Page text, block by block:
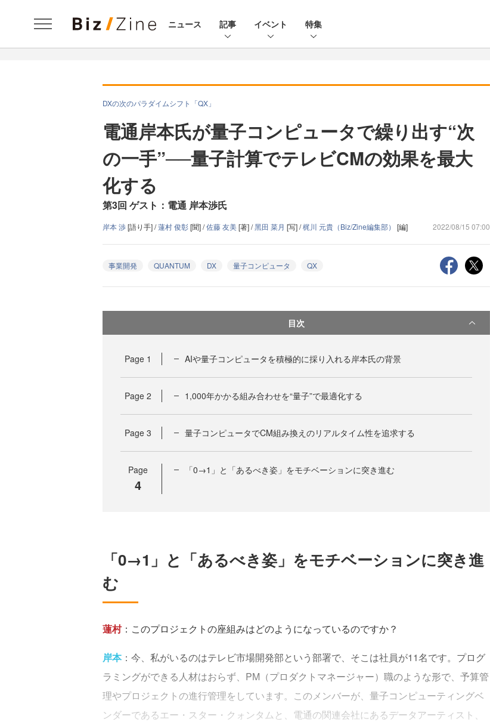
ニュース 記事 イベント 特集
DXの次のパラダイムシフト「QX」
電通岸本氏が量子コンピュータで繰り出す“次
の一手”──量子計算でテレビCMの効果を最大
化する
第3回 ゲスト：電通 岸本渉氏
岸本 渉[語り手] /蓮村 俊彰[聞] /佐藤 友美[著] /黑田 菜月 [写] /梶川 元貴（Biz/Zine編集部） [編] 2022/08/15 07:00
事業開発 QUANTUM DX 量子コンピュータ QX
目次
Page 1 AIや量子コンピュータを積極的に採り入れる岸本氏の背景
Page 2 1,000年かかる組み合わせを“量子”で最適化する
Page 3 量子コンピュータでCM組み換えのリアルタイム性を追求する
Page
4
「0→1」と「あるべき姿」をモチベーションに突き進む
「0→1」と「あるべき姿」をモチベーションに突き進
む
蓮村：このプロジェクトの座組みはどのようになっているのですか？
岸本：今、私がいるのはテレビ市場開発部という部署で、そこは社員が11名です。プログ
ラミングができる人材はおらず、PM（プロダクトマネージャー）職のような形で、予算管
理やプロジェクトの進行管理をしています。このメンバーが、量子コンピューティングベ
ンダーであるエー・スター・クォンタムと、電通の関連会社にあるデータアーティスト、